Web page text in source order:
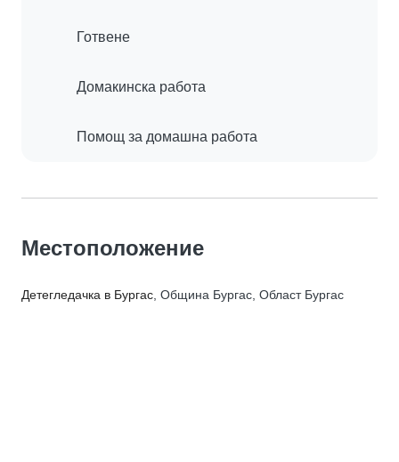
Готвене
Домакинска работа
Помощ за домашна работа
Местоположение
Детегледачка в Бургас, Община Бургас, Област Бургас